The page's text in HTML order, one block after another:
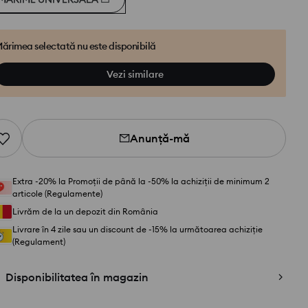
selectată nu este disponibilă
Vezi similare
Anunță-mă
Extra -20% la Promoții de până la -50% la achiziții de minimum 2
articole (Regulamente)
Livrăm de la un depozit din România
Livrare în 4 zile sau un discount de -15% la următoarea achiziție
(Regulament)
Disponibilitatea în magazin